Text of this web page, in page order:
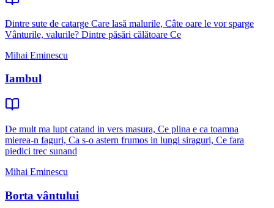
Dintre sute de catarge Care lasă malurile, Câte oare le vor sparge
Vânturile, valurile? Dintre păsări călătoare Ce
Mihai Eminescu
Iambul
De mult ma lupt catand in vers masura, Ce plina e ca toamna
mierea-n faguri, Ca s-o astern frumos in lungi siraguri, Ce fara
piedici trec sunand
Mihai Eminescu
Borta vântului